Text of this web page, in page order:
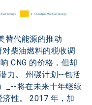
柴油燃料的税收调
CNG 的价格，但却
力。 州碳计划--包括
_--将在未来十年继续
性。 2017 年，加